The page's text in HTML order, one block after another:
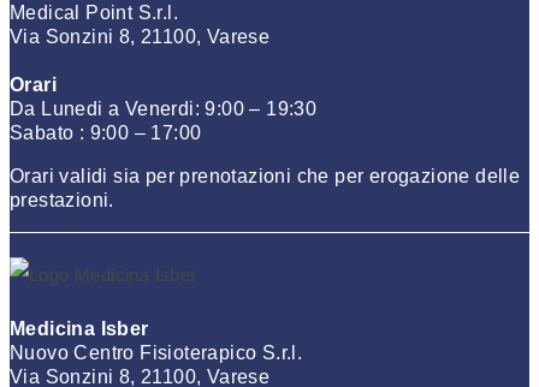
Medical Point S.r.l.
Via Sonzini 8, 21100, Varese
Orari
Da Lunedi a Venerdi: 9:00 – 19:30
Sabato : 9:00 – 17:00
Orari validi sia per prenotazioni che per erogazione delle
prestazioni.
Medicina Isber
Nuovo Centro Fisioterapico S.r.l.
Via Sonzini 8, 21100, Varese